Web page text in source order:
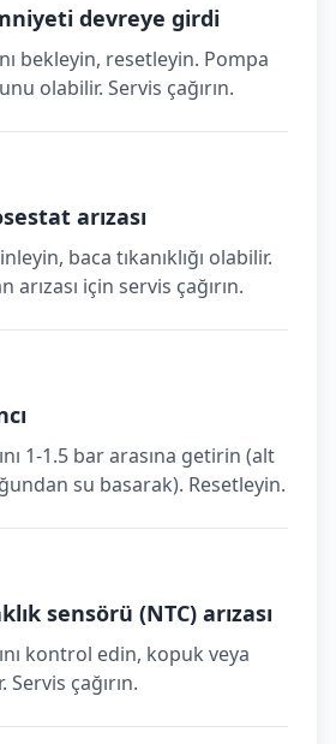
devreye girdi
bekleyin, resetleyin. Pompa
olabilir. Servis çağırın.
arızası
baca tıkanıklığı olabilir.
arızası için servis çağırın.
1-1.5 bar arasına getirin (alt
su basarak). Resetleyin.
sensörü (NTC) arızası
kontrol edin, kopuk veya
Servis çağırın.